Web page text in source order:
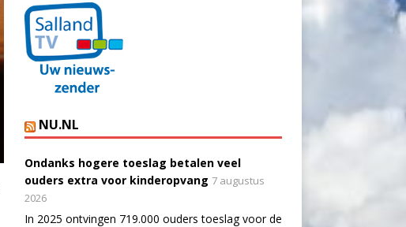
NU.NL
Ondanks hogere toeslag betalen veel
ouders extra voor kinderopvang 7 augustus
2026
In 2025 ontvingen 719.000 ouders toeslag voor de